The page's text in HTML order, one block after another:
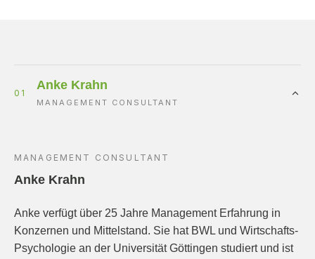
01
Anke Krahn
MANAGEMENT CONSULTANT
MANAGEMENT CONSULTANT
Anke Krahn
Anke verfügt über 25 Jahre Management Erfahrung in
Konzernen und Mittelstand. Sie hat BWL und Wirtschafts-
Psychologie an der Universität Göttingen studiert und ist